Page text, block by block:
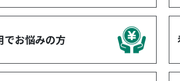
でお悩みの方